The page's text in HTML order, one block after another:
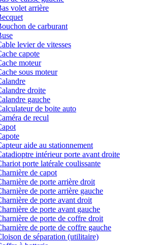
volet arrière
de carburant
levier de vitesses
capote
moteur
sous moteur
droite
gauche
de boite auto
de recul
aide au stationnement
intérieur porte avant droite
porte latérale coulissante
de capot
de porte arrière droit
de porte arrière gauche
de porte avant droit
de porte avant gauche
de porte de coffre droit
de porte de coffre gauche
de séparation (utilitaire)